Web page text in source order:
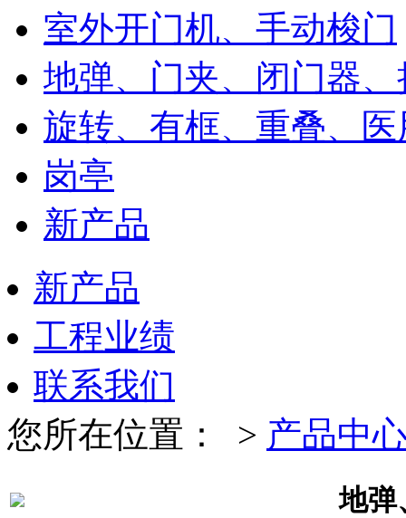
室外开门机、手动梭门
地弹、门夹、闭门器、
旋转、有框、重叠、医
岗亭
新产品
新产品
工程业绩
联系我们
您所在位置：
> 产品中
地弹